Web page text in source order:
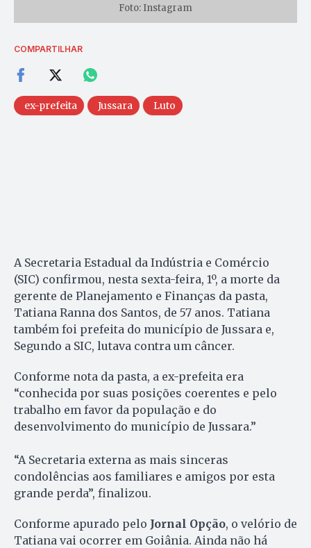
Foto: Instagram
COMPARTILHAR
ex-prefeita Jussara Luto
A Secretaria Estadual da Indústria e Comércio
(SIC) confirmou, nesta sexta-feira, 1º, a morte da
gerente de Planejamento e Finanças da pasta,
Tatiana Ranna dos Santos, de 57 anos. Tatiana
também foi prefeita do município de Jussara e,
Segundo a SIC, lutava contra um câncer.
Conforme nota da pasta, a ex-prefeita era
“conhecida por suas posições coerentes e pelo
trabalho em favor da população e do
desenvolvimento do município de Jussara.”
“A Secretaria externa as mais sinceras
condolências aos familiares e amigos por esta
grande perda”, finalizou.
Conforme apurado pelo Jornal Opção, o velório de
Tatiana vai ocorrer em Goiânia. Ainda não há